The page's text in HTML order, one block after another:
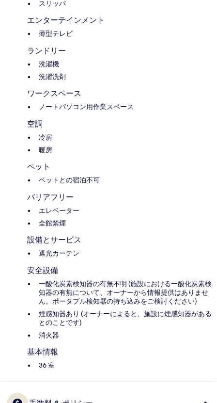
スリッパ
エンターテインメント
薄型テレビ
ランドリー
洗濯機
洗濯洗剤
ワークスペース
ノートパソコン用作業スペース
空調
冷房
暖房
ペット
ペットとの宿泊不可
バリアフリー
エレベーター
全館禁煙
設備とサービス
遮光カーテン
安全設備
一酸化炭素検知器の有無不明 (施設における一酸化炭素検
知器の有無について、オーナーから情報提供はありませ
ん。ポータブル検知器の持ち込みをご検討ください)
煙感知器あり (オーナーによると、施設に煙感知器がある
とのことです)
消火器
基本情報
36 室